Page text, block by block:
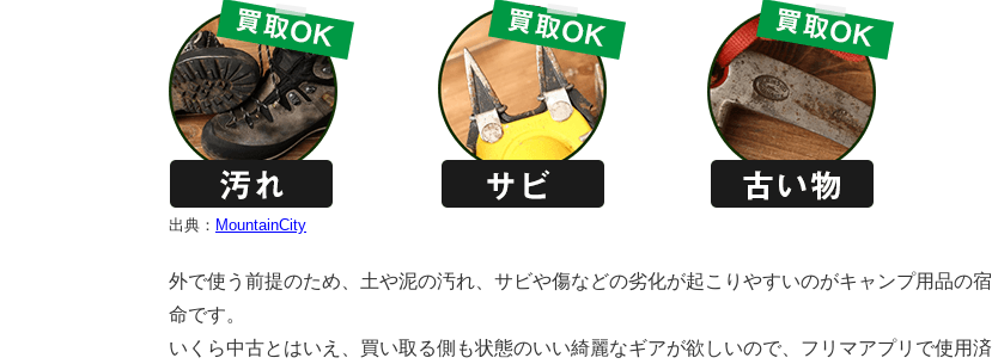
出典： MountainCity
外で使う前提のため、土や泥の汚れ、サビや傷などの劣化が起こりやすいのがキャンプ用品の宿
命です。
いくら中古とはいえ、買い取る側も状態のいい綺麗なギアが欲しいので、フリマアプリで使用済